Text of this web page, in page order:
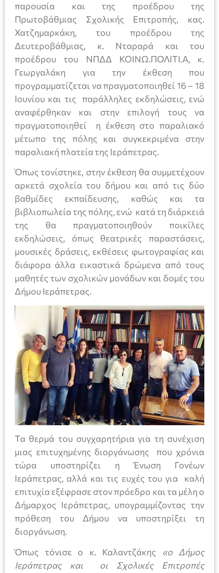
παρουσία και της προέδρου της
Πρωτοβάθμιας Σχολικής Επιτροπής, κας.
Χατζημαρκάκη, του προέδρου της
Δευτεροβάθμιας, κ. Νταραρά και του
προέδρου του ΝΠΔΔ ΚΟΙΝΩ.ΠΟΛΙΤΙ.Α, κ.
Γεωργαλάκη για την έκθεση που
προγραμματίζεται να πραγματοποιηθεί 16 – 18
Ιουνίου και τις παράλληλες εκδηλώσεις, ενώ
αναφέρθηκαν και στην επιλογή τους να
πραγματοποιηθεί η έκθεση στο παραλιακό
μέτωπο της πόλης και συγκεκριμένα στην
παραλιακή πλατεία της Ιεράπετρας.
Όπως τονίστηκε, στην έκθεση θα συμμετέχουν
αρκετά σχολεία του δήμου και από τις δύο
βαθμίδες εκπαίδευσης, καθώς και τα
βιβλιοπωλεία της πόλης, ενώ κατά τη διάρκειά
της θα πραγματοποιηθούν ποικίλες
εκδηλώσεις, όπως θεατρικές παραστάσεις,
μουσικές δράσεις, εκθέσεις φωτογραφίας και
διάφορα άλλα εικαστικά δρώμενα από τους
μαθητές των σχολικών μονάδων και δομές του
Δήμου Ιεράπετρας.
Τα θερμά του συγχαρητήρια για τη συνέχιση
μιας επιτυχημένης διοργάνωσης που χρόνια
τώρα υποστηρίζει η Ένωση Γονέων
Ιεράπετρας, αλλά και τις ευχές του για καλή
επιτυχία εξέφρασε στον πρόεδρο και τα μέλη ο
Δήμαρχος Ιεράπετρας, υπογραμμίζοντας την
πρόθεση του Δήμου να υποστηρίξει τη
διοργάνωση.
Όπως τόνισε ο κ. Καλαντζάκης
«ο Δήμος
Ιεράπετρας και οι Σχολικές Επιτροπές